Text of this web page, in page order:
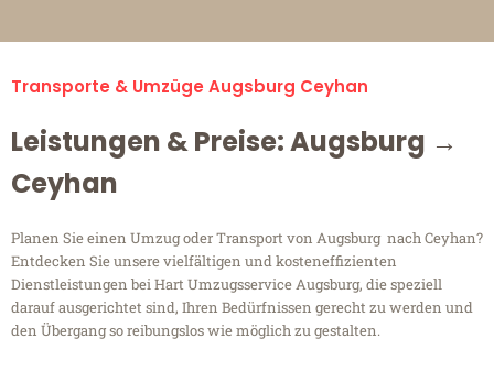
Transporte & Umzüge Augsburg Ceyhan
Leistungen & Preise: Augsburg →
Ceyhan
Planen Sie einen Umzug oder Transport von Augsburg nach Ceyhan?
Entdecken Sie unsere vielfältigen und kosteneffizienten
Dienstleistungen bei Hart Umzugsservice Augsburg, die speziell
darauf ausgerichtet sind, Ihren Bedürfnissen gerecht zu werden und
den Übergang so reibungslos wie möglich zu gestalten.